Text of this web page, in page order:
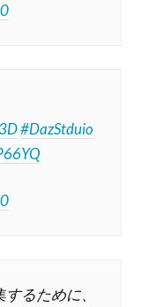
#DazStduio
るために、